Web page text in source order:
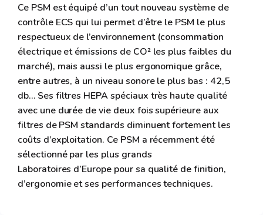
Ce PSM est équipé d’un tout nouveau système de
contrôle ECS qui lui permet d’être le PSM le plus
respectueux de l’environnement (consommation
électrique et émissions de CO² les plus faibles du
marché), mais aussi le plus ergonomique grâce,
entre autres, à un niveau sonore le plus bas : 42,5
db… Ses filtres HEPA spéciaux très haute qualité
avec une durée de vie deux fois supérieure aux
filtres de PSM standards diminuent fortement les
coûts d’exploitation. Ce PSM a récemment été
sélectionné par les plus grands
Laboratoires d’Europe pour sa qualité de finition,
d’ergonomie et ses performances techniques.